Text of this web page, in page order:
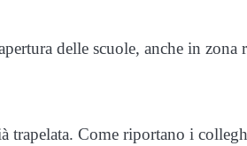
delle scuole, anche in
trapelata. Come riportano i